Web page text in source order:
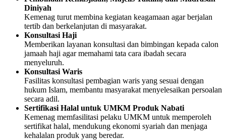
Diniyah
Kemenag turut membina kegiatan keagamaan agar berjalan
tertib dan berkelanjutan di masyarakat.
Konsultasi Haji
Memberikan layanan konsultasi dan bimbingan kepada calon
jamaah haji agar memahami tata cara ibadah secara
menyeluruh.
Konsultasi Waris
Fasilitas konsultasi pembagian waris yang sesuai dengan
hukum Islam, membantu masyarakat menyelesaikan persoalan
secara adil.
Sertifikasi Halal untuk UMKM Produk Nabati
Kemenag memfasilitasi pelaku UMKM untuk memperoleh
sertifikat halal, mendukung ekonomi syariah dan menjaga
kehalalan produk yang beredar.